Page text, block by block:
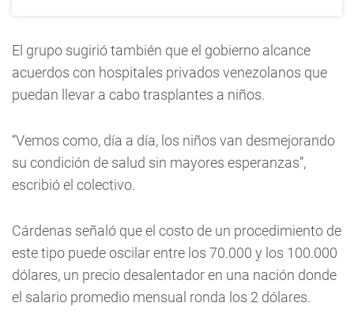
El grupo sugirió también que el gobierno alcance
acuerdos con hospitales privados venezolanos que
puedan llevar a cabo trasplantes a niños.
“Vemos como, día a día, los niños van desmejorando
su condición de salud sin mayores esperanzas”,
escribió el colectivo.
Cárdenas señaló que el costo de un procedimiento de
este tipo puede oscilar entre los 70.000 y los 100.000
dólares, un precio desalentador en una nación donde
el salario promedio mensual ronda los 2 dólares.